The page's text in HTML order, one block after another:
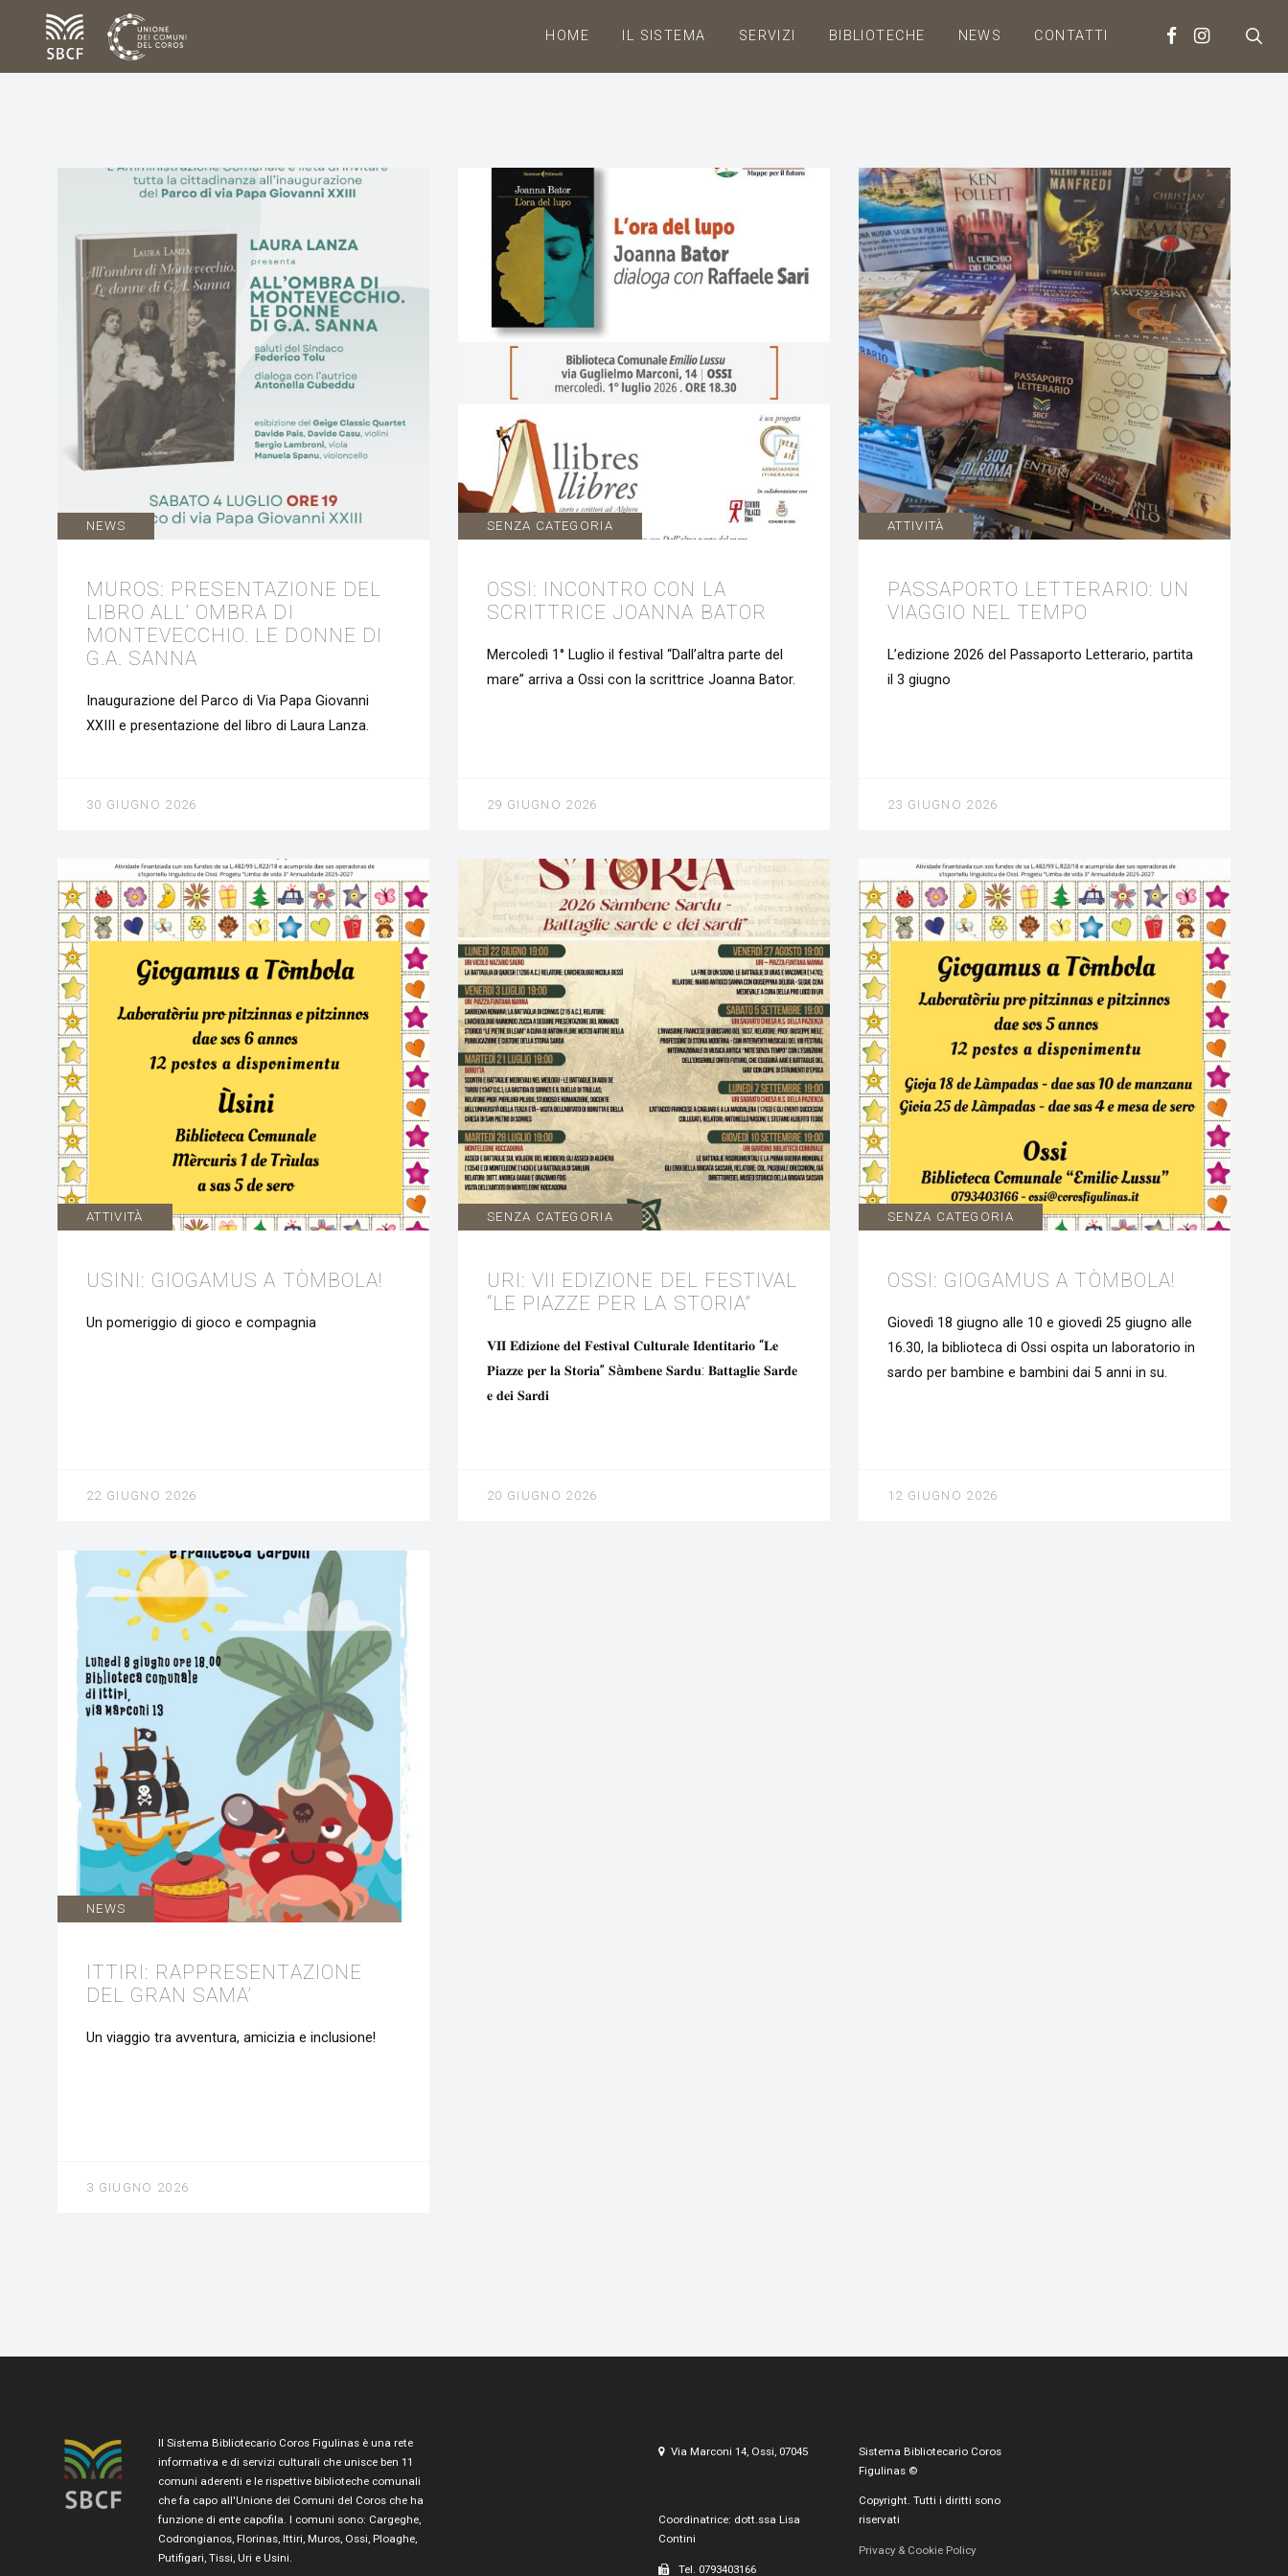
HOME IL SISTEMA SERVIZI BIBLIOTECHE NEWS CONTATTI
NEWS
MUROS: PRESENTAZIONE DEL
LIBRO ALL’ OMBRA DI
MONTEVECCHIO. LE DONNE DI
G.A. SANNA
Inaugurazione del Parco di Via Papa Giovanni
XXIII e presentazione del libro di Laura Lanza.
30 GIUGNO 2026
SENZA CATEGORIA
OSSI: INCONTRO CON LA
SCRITTRICE JOANNA BATOR
Mercoledì 1° Luglio il festival “Dall’altra parte del
mare” arriva a Ossi con la scrittrice Joanna Bator.
29 GIUGNO 2026
ATTIVITÀ
PASSAPORTO LETTERARIO: UN
VIAGGIO NEL TEMPO
L’edizione 2026 del Passaporto Letterario, partita
il 3 giugno
23 GIUGNO 2026
ATTIVITÀ
USINI: GIOGAMUS A TÒMBOLA!
Un pomeriggio di gioco e compagnia
22 GIUGNO 2026
SENZA CATEGORIA
URI: VII EDIZIONE DEL FESTIVAL
“LE PIAZZE PER LA STORIA”
𝐕𝐈𝐈 𝐄𝐝𝐢𝐳𝐢𝐨𝐧𝐞 𝐝𝐞𝐥 𝐅𝐞𝐬𝐭𝐢𝐯𝐚𝐥 𝐂𝐮𝐥𝐭𝐮𝐫𝐚𝐥𝐞 𝐈𝐝𝐞𝐧𝐭𝐢𝐭𝐚𝐫𝐢𝐨 “𝐋𝐞
𝐏𝐢𝐚𝐳𝐳𝐞 𝐩𝐞𝐫 𝐥𝐚 𝐒𝐭𝐨𝐫𝐢𝐚” 𝐒à𝐦𝐛𝐞𝐧𝐞 𝐒𝐚𝐫𝐝𝐮: 𝐁𝐚𝐭𝐭𝐚𝐠𝐥𝐢𝐞 𝐒𝐚𝐫𝐝𝐞
𝐞 𝐝𝐞𝐢 𝐒𝐚𝐫𝐝𝐢
20 GIUGNO 2026
SENZA CATEGORIA
OSSI: GIOGAMUS A TÒMBOLA!
Giovedì 18 giugno alle 10 e giovedì 25 giugno alle
16.30, la biblioteca di Ossi ospita un laboratorio in
sardo per bambine e bambini dai 5 anni in su.
12 GIUGNO 2026
NEWS
ITTIRI: RAPPRESENTAZIONE
DEL GRAN SAMA’
Un viaggio tra avventura, amicizia e inclusione!
3 GIUGNO 2026
Il Sistema Bibliotecario Coros Figulinas è una rete
informativa e di servizi culturali che unisce ben 11
comuni aderenti e le rispettive biblioteche comunali
che fa capo all'Unione dei Comuni del Coros che ha
funzione di ente capofila. I comuni sono: Cargeghe,
Codrongianos, Florinas, Ittiri, Muros, Ossi, Ploaghe,
Putifigari, Tissi, Uri e Usini.
Via Marconi 14, Ossi, 07045
Coordinatrice: dott.ssa Lisa
Contini
Tel. 0793403166
Sistema Bibliotecario Coros
Figulinas ©
Copyright. Tutti i diritti sono
riservati
Privacy & Cookie Policy